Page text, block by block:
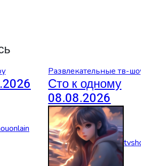
Развлекательные тв-
Сто к одному
08.08.2026